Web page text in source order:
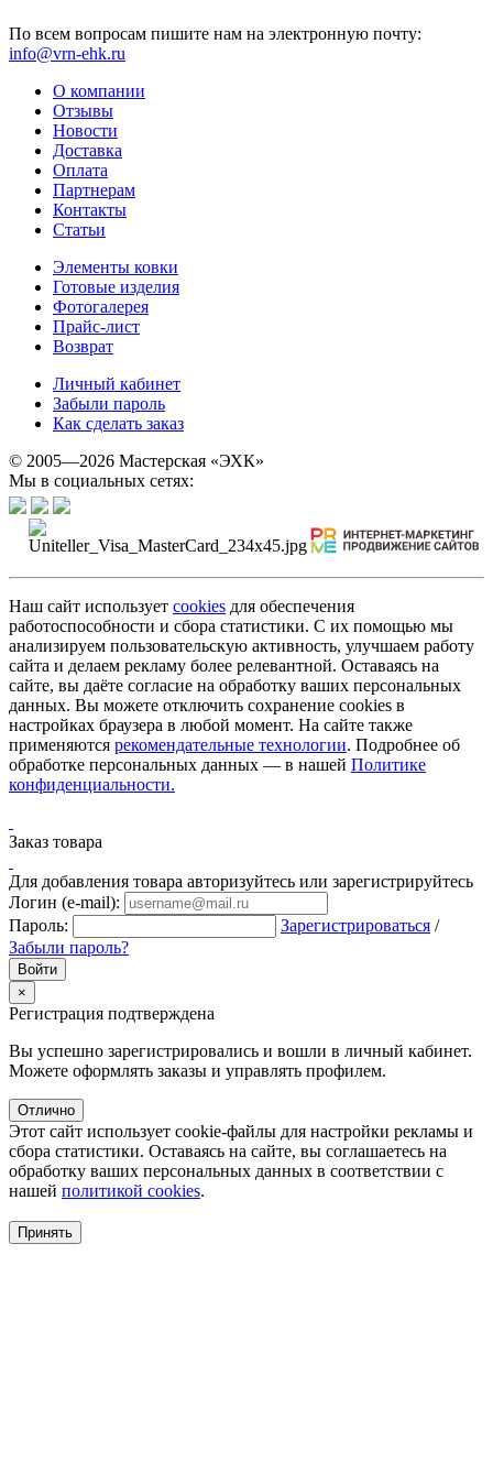
По всем вопросам пишите нам на электронную почту:
info@vrn-ehk.ru
О компании
Отзывы
Новости
Доставка
Оплата
Партнерам
Контакты
Статьи
Элементы ковки
Готовые изделия
Фотогалерея
Прайс-лист
Возврат
Личный кабинет
Забыли пароль
Как сделать заказ
© 2005—2026 Мастерская «ЭХК»
Мы в социальных сетях:
Наш сайт использует cookies для обеспечения
работоспособности и сбора статистики. С их помощью мы
анализируем пользовательскую активность, улучшаем работу
сайта и делаем рекламу более релевантной. Оставаясь на
сайте, вы даёте согласие на обработку ваших персональных
данных. Вы можете отключить сохранение cookies в
настройках браузера в любой момент. На сайте также
применяются рекомендательные технологии. Подробнее об
обработке персональных данных — в нашей Политике
конфиденциальности.
Заказ товара
Для добавления товара авторизуйтесь или зарегистрируйтесь
Логин (e-mail):
Пароль:
Зарегистрироваться /
Забыли пароль?
×
Регистрация подтверждена
Вы успешно зарегистрировались и вошли в личный кабинет.
Можете оформлять заказы и управлять профилем.
Отлично
Этот сайт использует cookie-файлы для настройки рекламы и
сбора статистики. Оставаясь на сайте, вы соглашаетесь на
обработку ваших персональных данных в соответствии с
нашей политикой cookies.
Принять